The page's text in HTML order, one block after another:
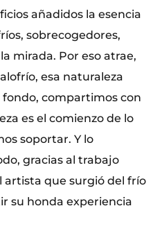
añadidos la esencia
sobrecogedores,
mirada. Por eso atrae,
esa naturaleza
fondo, compartimos con
es el comienzo de lo
soportar. Y lo
gracias al trabajo
artista que surgió del frío
su honda experiencia